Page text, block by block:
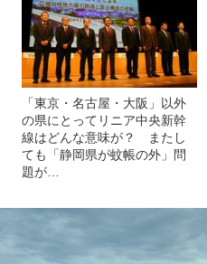
「東京・名古屋・大阪」以外
の県にとってリニア中央新幹
線はどんな意味が？ またし
ても「静岡県が蚊帳の外」問
題が…